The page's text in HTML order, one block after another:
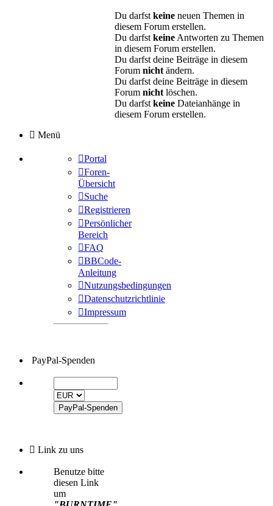
Du darfst keine neuen Themen in
diesem Forum erstellen.
Du darfst keine Antworten zu Themen
in diesem Forum erstellen.
Du darfst deine Beiträge in diesem
Forum nicht ändern.
Du darfst deine Beiträge in diesem
Forum nicht löschen.
Du darfst keine Dateianhänge in
diesem Forum erstellen.
Menü
Portal
Foren-
Übersicht
Suche
Registrieren
Persönlicher
Bereich
FAQ
BBCode-
Anleitung
Nutzungsbedingungen
Datenschutzrichtlinie
Impressum
PayPal-Spenden
Link zu uns
Benutze bitte
diesen Link
um